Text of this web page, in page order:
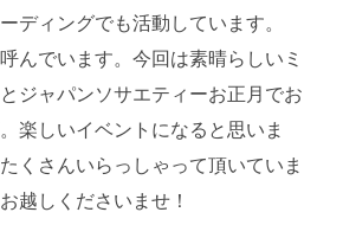
ディングでも活動しています。
んでいます。今回は素晴らしいミ
ジャパンソサエティーお正月でお
楽しいイベントになると思いま
くさんいらっしゃって頂いていま
越しくださいませ！